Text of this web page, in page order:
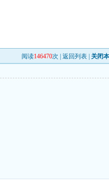
阅读146470次 | 返回列表 关闭